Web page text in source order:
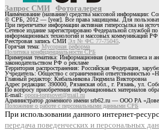
Запрос СМИ Фотогалерея
Наименование (название) средства массовой информации:
© СРБ, 2012 — [year]. Все права защищены. Для
При перепечатке информации активная гиперссылка на
Сетевое издание зарегистрировано Федеральной службой по
информационных технологий и массовых коммуникаций РФ
Реестровая запись СМИ Эл № ФС 77-75045
Горячая тема: Мусорная реформа
Политика конфиденциальности СРБ
Примерная тематика: Информационная (новости бизнеса и
законодательством РФ о рекламе
Территория распространения: Российская Федерация,
Учредитель: Общество с ограниченной ответственностью
Главный редактор: Кибальникова Людмила Викторовна
Адрес редакции: 390000, Рязанская обл., г. Рязань, ул.
По вопросу приобретения информационных материалов
E-mail:opora-torgsovet@mail.ru
Администратор доменного имени srb62.ru — ООО РА
Положение о работе с персональными данными СРБ
При использовании данного интернет-
передача поведенческих и персональных